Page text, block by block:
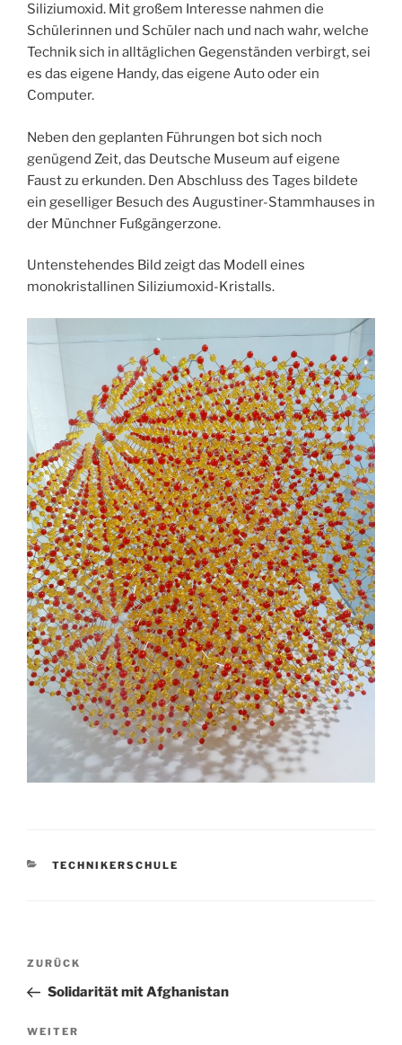
Siliziumoxid. Mit großem Interesse nahmen die
Schülerinnen und Schüler nach und nach wahr, welche
Technik sich in alltäglichen Gegenständen verbirgt, sei
es das eigene Handy, das eigene Auto oder ein
Computer.
Neben den geplanten Führungen bot sich noch
genügend Zeit, das Deutsche Museum auf eigene
Faust zu erkunden. Den Abschluss des Tages bildete
ein geselliger Besuch des Augustiner-Stammhauses in
der Münchner Fußgängerzone.
Untenstehendes Bild zeigt das Modell eines
monokristallinen Siliziumoxid-Kristalls.
KATEGORIEN
TECHNIKERSCHULE
Beitragsnavigation
Vorheriger
Beitrag
ZURÜCK
Solidarität mit Afghanistan
Nächster
WEITER